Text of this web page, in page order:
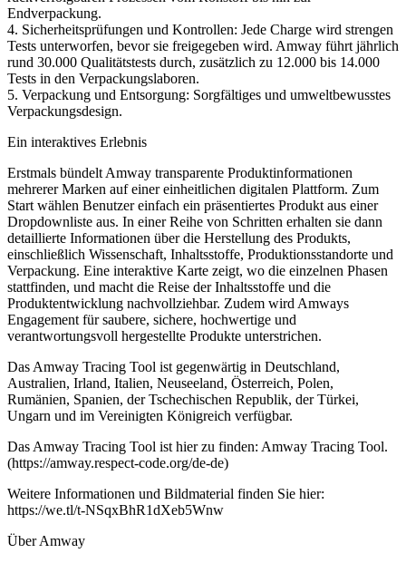
Endverpackung.
4. Sicherheitsprüfungen und Kontrollen: Jede Charge wird strengen
Tests unterworfen, bevor sie freigegeben wird. Amway führt jährlich
rund 30.000 Qualitätstests durch, zusätzlich zu 12.000 bis 14.000
Tests in den Verpackungslaboren.
5. Verpackung und Entsorgung: Sorgfältiges und umweltbewusstes
Verpackungsdesign.
Ein interaktives Erlebnis
Erstmals bündelt Amway transparente Produktinformationen
mehrerer Marken auf einer einheitlichen digitalen Plattform. Zum
Start wählen Benutzer einfach ein präsentiertes Produkt aus einer
Dropdownliste aus. In einer Reihe von Schritten erhalten sie dann
detaillierte Informationen über die Herstellung des Produkts,
einschließlich Wissenschaft, Inhaltsstoffe, Produktionsstandorte und
Verpackung. Eine interaktive Karte zeigt, wo die einzelnen Phasen
stattfinden, und macht die Reise der Inhaltsstoffe und die
Produktentwicklung nachvollziehbar. Zudem wird Amways
Engagement für saubere, sichere, hochwertige und
verantwortungsvoll hergestellte Produkte unterstrichen.
Das Amway Tracing Tool ist gegenwärtig in Deutschland,
Australien, Irland, Italien, Neuseeland, Österreich, Polen,
Rumänien, Spanien, der Tschechischen Republik, der Türkei,
Ungarn und im Vereinigten Königreich verfügbar.
Das Amway Tracing Tool ist hier zu finden: Amway Tracing Tool.
(https://amway.respect-code.org/de-de)
Weitere Informationen und Bildmaterial finden Sie hier:
https://we.tl/t-NSqxBhR1dXeb5Wnw
Über Amway